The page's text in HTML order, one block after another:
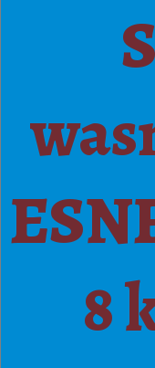
8